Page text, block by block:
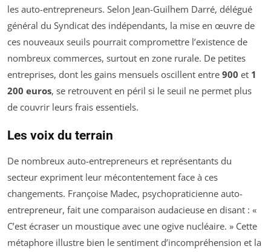
les auto-entrepreneurs. Selon Jean-Guilhem Darré, délégué
général du Syndicat des indépendants, la mise en œuvre de
ces nouveaux seuils pourrait compromettre l’existence de
nombreux commerces, surtout en zone rurale. De petites
entreprises, dont les gains mensuels oscillent entre 900 et 1
200 euros, se retrouvent en péril si le seuil ne permet plus
de couvrir leurs frais essentiels.
Les voix du terrain
De nombreux auto-entrepreneurs et représentants du
secteur expriment leur mécontentement face à ces
changements. Françoise Madec, psychopraticienne auto-
entrepreneur, fait une comparaison audacieuse en disant : «
C’est écraser un moustique avec une ogive nucléaire. » Cette
métaphore illustre bien le sentiment d’incompréhension et la